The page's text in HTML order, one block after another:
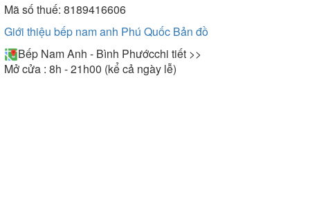
Mã số thuế: 8189416606
Giới thiệu bếp nam anh Phú Quốc Bản đồ
Bếp Nam Anh - Bình Phướcchi tiết >>
Mở cửa : 8h - 21h00 (kể cả ngày lễ)